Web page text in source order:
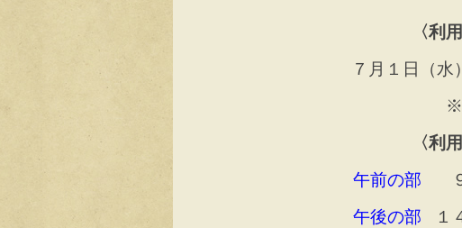
〈利
７月１日（水
※
〈利
午前の部 ９
午後の部 １